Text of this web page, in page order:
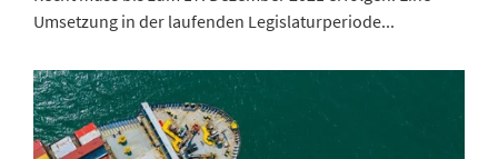
Umsetzung in der laufenden Legislaturperiode...